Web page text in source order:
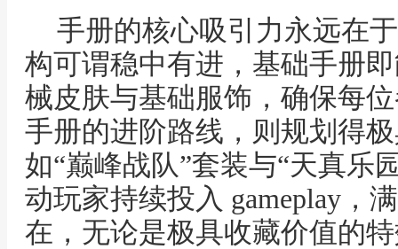
手册的核心吸引力永远在
构可谓稳中有进，基础手册
械皮肤与基础服饰，确保每
手册的进阶路线，则规划得
如“巅峰战队”套装与“天真乐
动玩家持续投入 gameplay，
在，无论是极具收藏价值的